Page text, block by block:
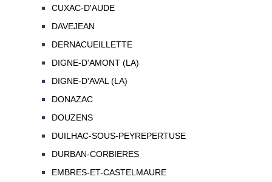
CUXAC-D'AUDE
DAVEJEAN
DERNACUEILLETTE
DIGNE-D'AMONT (LA)
DIGNE-D'AVAL (LA)
DONAZAC
DOUZENS
DUILHAC-SOUS-PEYREPERTUSE
DURBAN-CORBIERES
EMBRES-ET-CASTELMAURE